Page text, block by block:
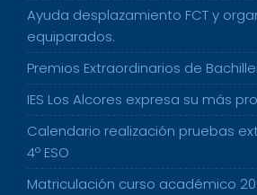
Ayuda desplazamiento FCT y
equiparados.
Premios Extraordinarios de
IES Los Alcores expresa su más
Calendario realización pruebas
4º ESO
Matriculación curso académico